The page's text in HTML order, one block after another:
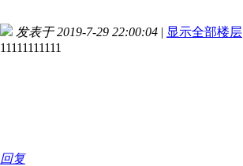
发表于 2019-7-29 22:00:04 | 显示全部楼层
11111111111
回复